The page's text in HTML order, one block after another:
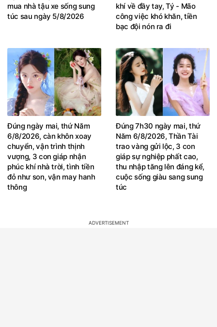
mua nhà tậu xe sống sung
túc sau ngày 5/8/2026
khí về đầy tay, Tý - Mão
công việc khó khăn, tiền
bạc đội nón ra đi
Đúng ngày mai, thứ Năm
6/8/2026, càn khôn xoay
chuyển, vận trình thịnh
vượng, 3 con giáp nhận
phúc khí nhà trời, tình tiền
đỏ như son, vận may hanh
thông
Đúng 7h30 ngày mai, thứ
Năm 6/8/2026, Thần Tài
trao vàng gửi lộc, 3 con
giáp sự nghiệp phất cao,
thu nhập tăng lên đáng kể,
cuộc sống giàu sang sung
túc